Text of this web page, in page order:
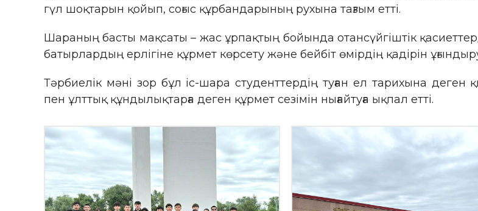
гүл шоқтарын қойып, соғыс құрбандарының рухына тағзым етті.
Шараның басты мақсаты – жас ұрпақтың бойында отансүйгіштік
батырлардың ерлігіне құрмет көрсету және бейбіт өмірдің қадірін
Тәрбиелік мәні зор бұл іс-шара студенттердің туған ел тарихына
пен ұлттық құндылықтарға деген құрмет сезімін нығайтуға ықпал етті.